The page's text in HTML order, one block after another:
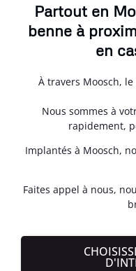
Partout en
benne à
en
À travers Moosch,
Nous sommes à
rapidement,
Implantés à Moosch,
Faites appel à nous,